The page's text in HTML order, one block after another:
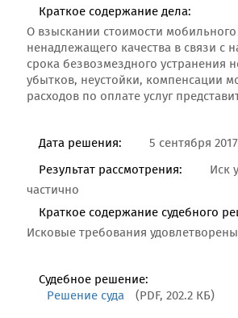
Краткое содержание дела:
О взыскании стоимости
ненадлежащего качества в связи с
срока безвозмездного устранения
убытков, неустойки, компенсации
расходов по оплате услуг
Дата решения:
5 сентября
Результат рассмотрения:
Иск
частично
Краткое содержание судебного
Исковые требования
Судебное решение:
Решение суда (PDF, 202.2 КБ)